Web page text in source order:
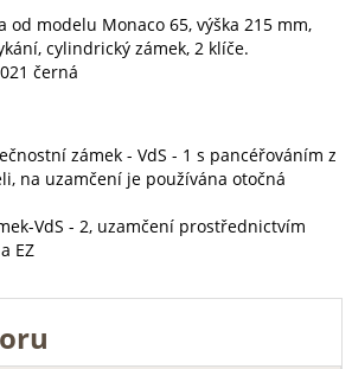
od modelu Monaco 65, výška 215 mm,
cylindrický zámek, 2 klíče.
černá
zámek - VdS - 1 s pancéřováním z
na uzamčení je používána otočná
VdS - 2, uzamčení prostřednictvím
EZ